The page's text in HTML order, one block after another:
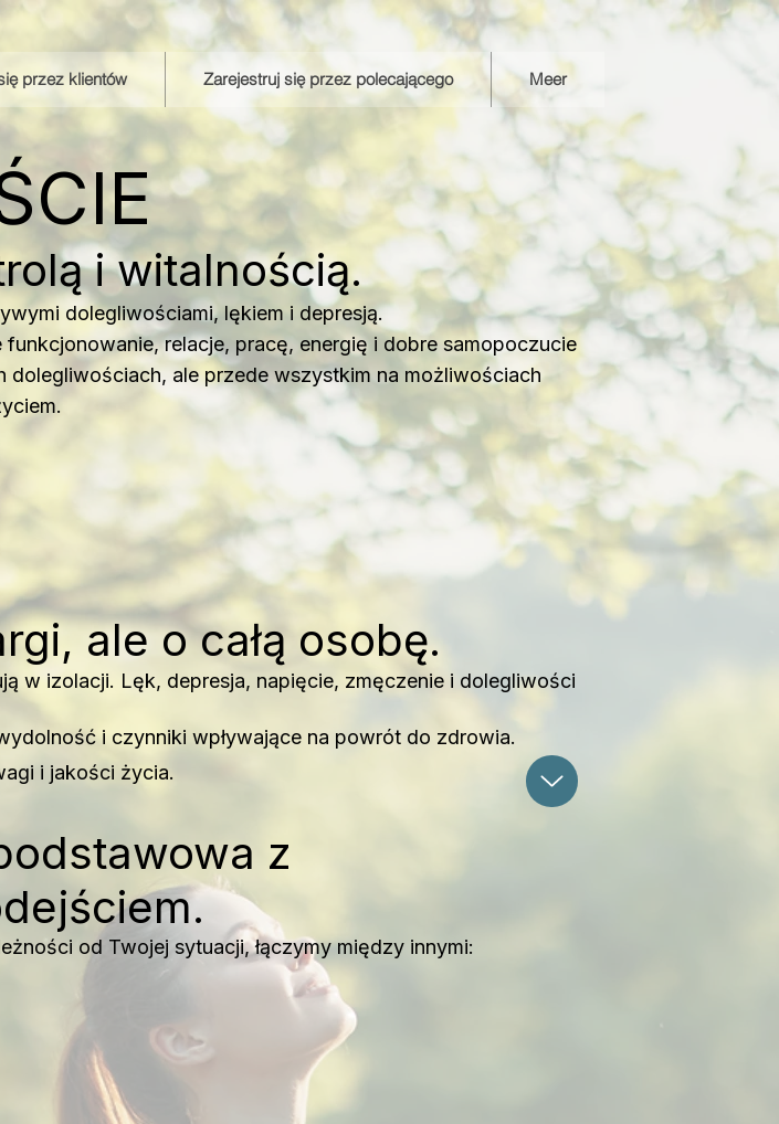
i witalnością.
dolegliwościami, lękiem i depresją.
relacje, pracę, energię i dobre samopoczucie
ale przede wszystkim na możliwościach
ale o całą osobę.
w izolacji. Lęk, depresja, napięcie, zmęczenie i dolegliwości
i czynniki wpływające na powrót do zdrowia.
i jakości życia.
z
od Twojej sytuacji, łączymy między innymi:
przez klientów Zarejestruj się przez polecającego Meer